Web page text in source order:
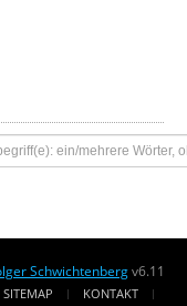
Schwichtenbergv6.11
SITEMAP
KONTAKT